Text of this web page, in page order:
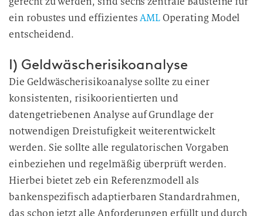
ein robustes und effizientesAMLOperating Model
entscheidend.
I) Geldwäscherisikoanalyse
Die Geldwäscherisikoanalyse sollte zu einer
konsistenten, risikoorientierten und
datengetriebenen Analyse auf Grundlage der
notwendigen Dreistufigkeit weiterentwickelt
werden. Sie sollte alle regulatorischen Vorgaben
einbeziehen und regelmäßig überprüft werden.
Hierbei bietet zeb ein Referenzmodell als
bankenspezifisch adaptierbaren Standardrahmen,
das schon jetzt alle Anforderungen erfüllt und durch